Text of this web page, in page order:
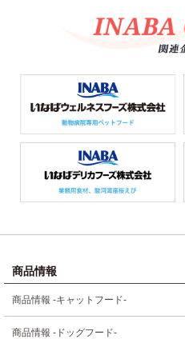
商品情報
商品情報 -キャットフード-
商品情報 -ドッグフード-